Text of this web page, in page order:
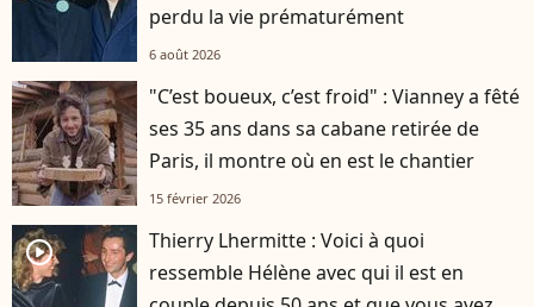
perdu la vie prématurément
6 août 2026
"C’est boueux, c’est froid" : Vianney a fêté
ses 35 ans dans sa cabane retirée de
Paris, il montre où en est le chantier
15 février 2026
player2
Thierry Lhermitte : Voici à quoi
ressemble Hélène avec qui il est en